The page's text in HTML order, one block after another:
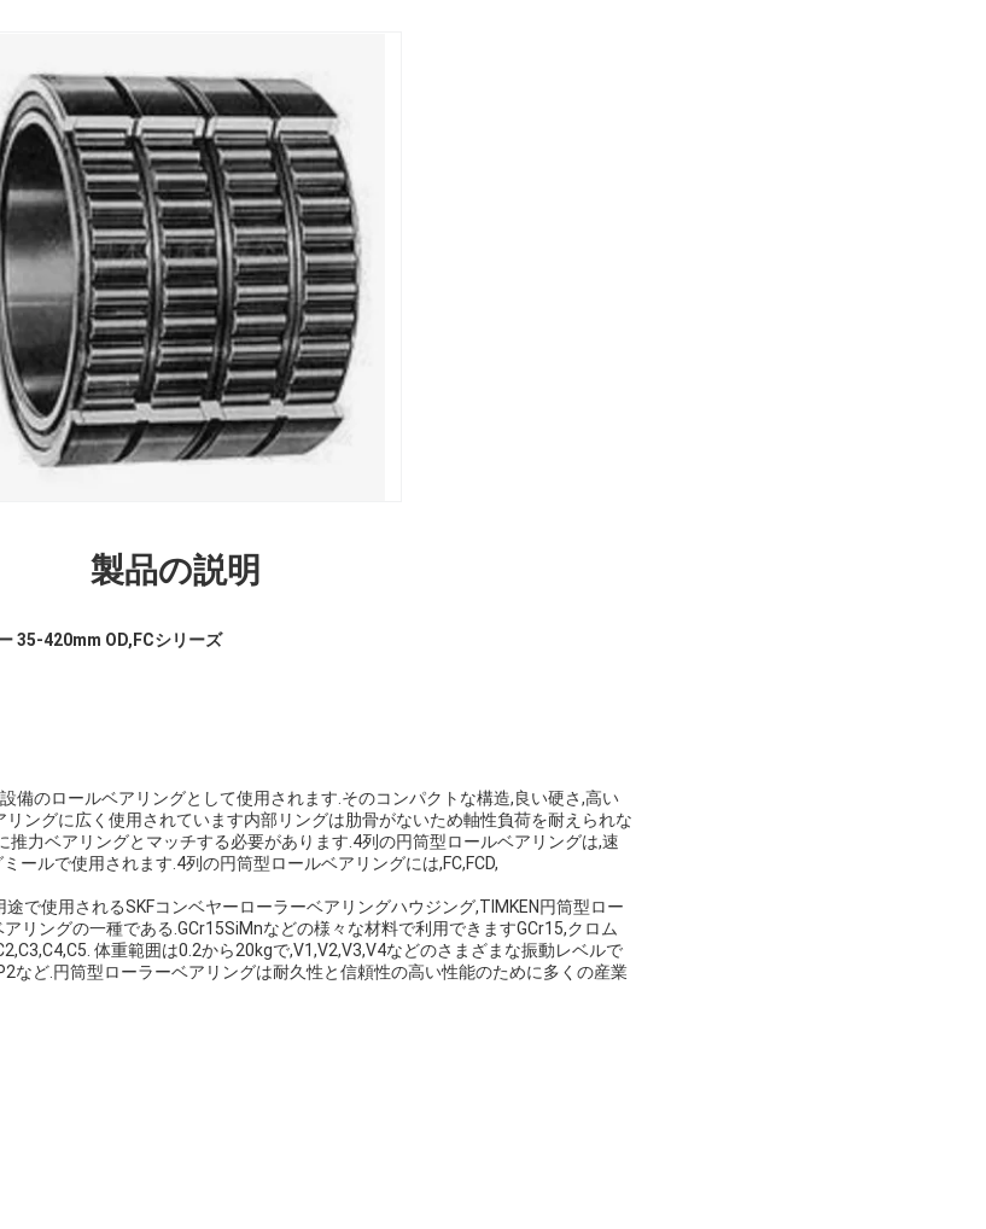
製品の説明
35-420mm OD,FCシリーズ
備のロールベアリングとして使用されます.そのコンパクトな構造,良い硬さ,高い
ングに広く使用されています内部リングは肋骨がないため軸性負荷を耐えられな
推力ベアリングとマッチする必要があります.4列の円筒型ロールベアリングは,速
ールで使用されます.4列の円筒型ロールベアリングには,FC,FCD,
で使用されるSKFコンベヤーローラーベアリングハウジング,TIMKEN円筒型ロー
リングの一種である.GCr15SiMnなどの様々な材料で利用できますGCr15,クロム
体重範囲は0.2から20kgで,V1,V2,V3,V4などのさまざまな振動レベルで
など.円筒型ローラーベアリングは耐久性と信頼性の高い性能のために多くの産業